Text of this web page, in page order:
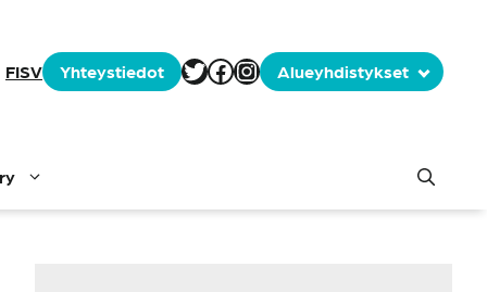
FISV Yhteystiedot Tämä tässä on selite
Facebook
Instagram
Alueyhdistykset